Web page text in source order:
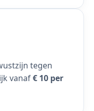
tegen
vanaf€ 10 per